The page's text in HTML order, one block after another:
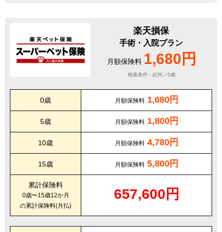
楽天損保
手術・入院プラン
月額保険料 1,680円
検索条件：紀州／0歳
0歳 月額保険料 1,680円
5歳 月額保険料 1,800円
10歳 月額保険料 4,780円
15歳 月額保険料 5,800円
累計保険料
0歳〜15歳12か月
の累計保険料(月払)
657,600円